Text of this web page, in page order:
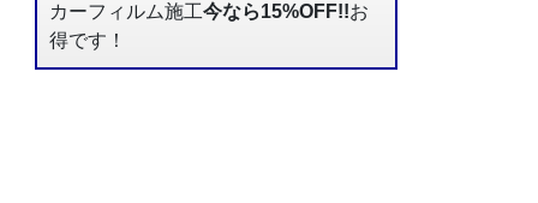
カーフィルム施工今なら15%OFF!!お
得です！